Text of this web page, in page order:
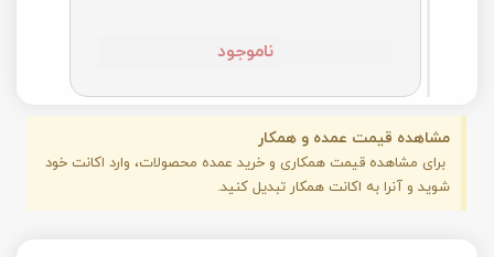
ناموجود
مشاهده قیمت عمده و همکار
برای مشاهده قیمت همکاری و خرید عمده محصولات، وارد اکانت خود
شوید و آنرا به اکانت همکار تبدیل کنید.